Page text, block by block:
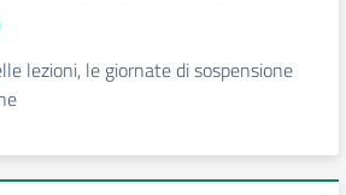
lezioni, le giornate di sospensione